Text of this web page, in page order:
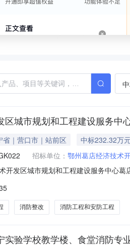
区城市规划和工程建设服务
省｜营口市｜站前区
中标232.32万
招标单位： 鄂州葛店经济技术
开发区城市规划和工程建设服务中心
）金额：232.3262650（万元）供应商
消防整改 消防工程和安防工程
实验学校教学楼、食堂消防专